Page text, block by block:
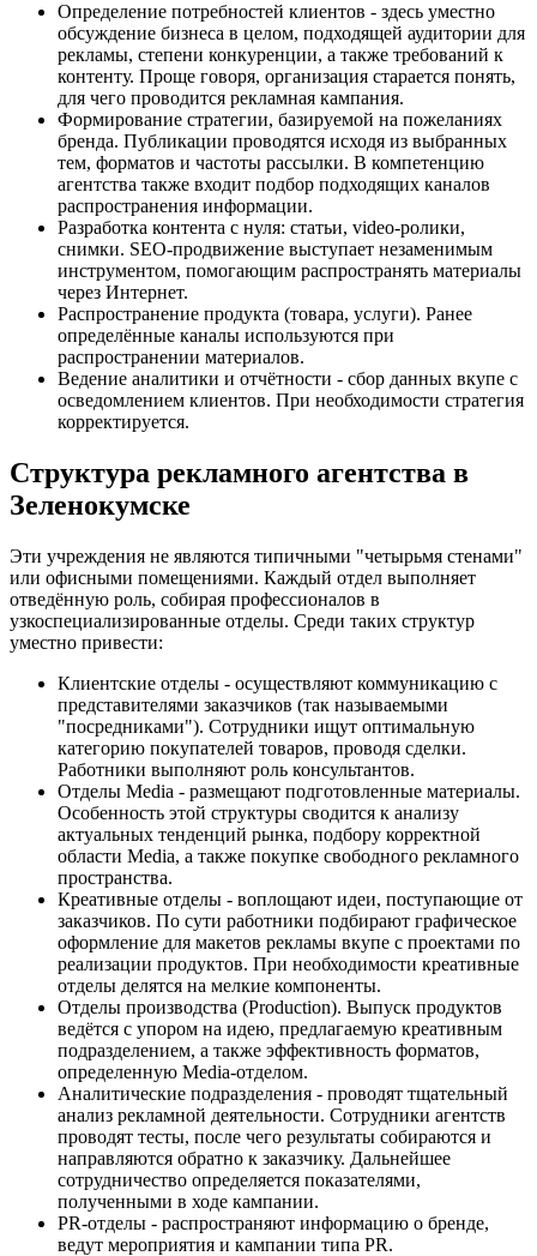
Определение потребностей клиентов - здесь уместно
обсуждение бизнеса в целом, подходящей аудитории для
рекламы, степени конкуренции, а также требований к
контенту. Проще говоря, организация старается понять,
для чего проводится рекламная кампания.
Формирование стратегии, базируемой на пожеланиях
бренда. Публикации проводятся исходя из выбранных
тем, форматов и частоты рассылки. В компетенцию
агентства также входит подбор подходящих каналов
распространения информации.
Разработка контента с нуля: статьи, video-ролики,
снимки. SEO-продвижение выступает незаменимым
инструментом, помогающим распространять материалы
через Интернет.
Распространение продукта (товара, услуги). Ранее
определённые каналы используются при
распространении материалов.
Ведение аналитики и отчётности - сбор данных вкупе с
осведомлением клиентов. При необходимости стратегия
корректируется.
Структура рекламного агентства в
Зеленокумске
Эти учреждения не являются типичными "четырьмя стенами"
или офисными помещениями. Каждый отдел выполняет
отведённую роль, собирая профессионалов в
узкоспециализированные отделы. Среди таких структур
уместно привести:
Клиентские отделы - осуществляют коммуникацию с
представителями заказчиков (так называемыми
"посредниками"). Сотрудники ищут оптимальную
категорию покупателей товаров, проводя сделки.
Работники выполняют роль консультантов.
Отделы Media - размещают подготовленные материалы.
Особенность этой структуры сводится к анализу
актуальных тенденций рынка, подбору корректной
области Media, а также покупке свободного рекламного
пространства.
Креативные отделы - воплощают идеи, поступающие от
заказчиков. По сути работники подбирают графическое
оформление для макетов рекламы вкупе с проектами по
реализации продуктов. При необходимости креативные
отделы делятся на мелкие компоненты.
Отделы производства (Production). Выпуск продуктов
ведётся с упором на идею, предлагаемую креативным
подразделением, а также эффективность форматов,
определенную Media-отделом.
Аналитические подразделения - проводят тщательный
анализ рекламной деятельности. Сотрудники агентств
проводят тесты, после чего результаты собираются и
направляются обратно к заказчику. Дальнейшее
сотрудничество определяется показателями,
полученными в ходе кампании.
PR-отделы - распространяют информацию о бренде,
ведут мероприятия и кампании типа PR.